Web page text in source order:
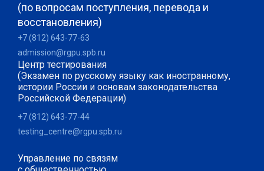
(по вопросам поступления, перевода и
восстановления)
+7 (812) 643-77-63
admission@rgpu.spb.ru
Центр тестирования
(Экзамен по русскому языку как иностранному,
истории России и основам законодательства
Российской Федерации)
+7 (812) 643-77-44
testing_centre@rgpu.spb.ru
Управление по связям